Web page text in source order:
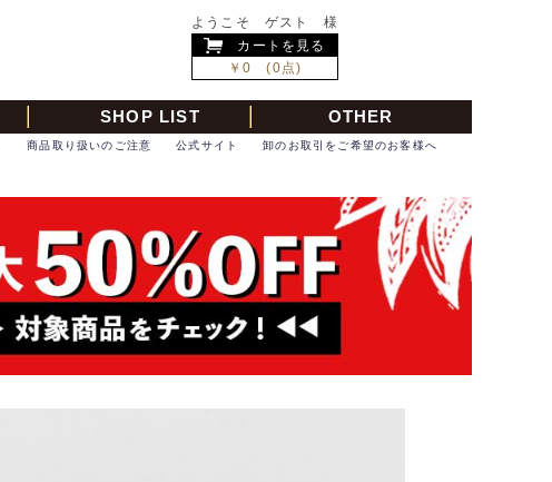
ようこそ ゲスト 様
カートを見る
￥0 (0点)
SHOP LIST OTHER
卸のお取引をご希望のお客様へ
公式サイト
商品取り扱いのご注意